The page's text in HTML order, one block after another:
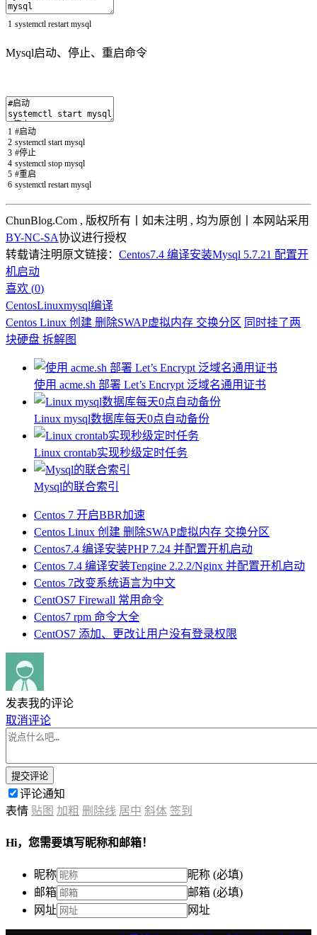
1 systemctl restart mysql
Mysql启动、停止、重启命令
1
2
3
4
5
6
#启动
systemctl start mysql
#停止
systemctl stop mysql
#重启
systemctl restart mysql
ChunBlog.Com , 版权所有丨如未注明 , 均为原创丨本网站采用
BY-NC-SA协议进行授权
转载请注明原文链接： Centos7.4 编译安装Mysql 5.7.21 配置开
机启动
喜欢 (0)
CentosLinuxmysql编译
Centos Linux 创建 删除SWAP虚拟内存 交换分区 同时挂了两
块硬盘 拆解图
使用 acme.sh 部署 Let’s Encrypt 泛域名通用证书
Linux mysql数据库每天0点自动备份
Linux crontab实现秒级定时任务
Mysql的联合索引
Centos 7 开启BBR加速
Centos Linux 创建 删除SWAP虚拟内存 交换分区
Centos7.4 编译安装PHP 7.24 并配置开机启动
Centos 7.4 编译安装Tengine 2.2.2/Nginx 并配置开机启动
Centos 7改变系统语言为中文
CentOS7 Firewall 常用命令
Centos7 rpm 命令大全
CentOS7 添加、更改让用户没有登录权限
发表我的评论
取消评论
提交评论
评论通知
表情 贴图 加粗 删除线 居中 斜体 签到
Hi，您需要填写昵称和邮箱！
昵称
昵称 (必填)
邮箱
邮箱 (必填)
网址
网址